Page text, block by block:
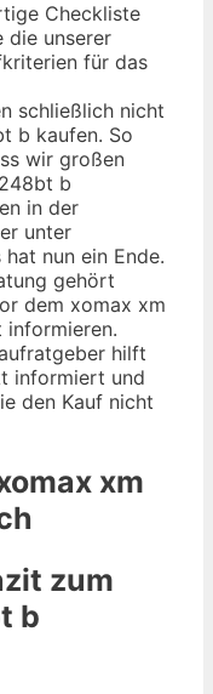
Checkliste
die unserer
für das
schließlich nicht
b kaufen. So
wir großen
b
in der
unter
nun ein Ende.
gehört
dem xomax xm
hilft
informiert und
den Kauf nicht
xm
zum
b